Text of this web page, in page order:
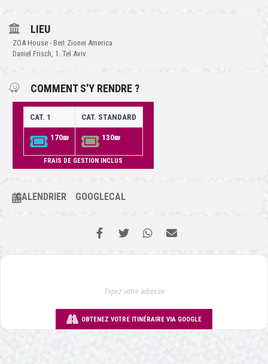
LIEU
ZOA House - Beit Zionei America
Daniel Frisch, 1. Tel Aviv
COMMENT S'Y RENDRE ?
CAT. 1 CAT. STANDARD
170₪ 130₪
FRAIS DE GESTION INCLUS
CALENDRIER GOOGLECAL
OBTENEZ VOTRE ITINÉRAIRE VIA GOOGLE